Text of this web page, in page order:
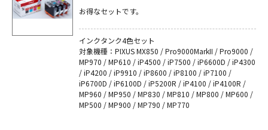
お得なセットです。
インクタンク4色セット
対象機種：PIXUS MX850 / Pro9000MarkII / Pro9000 /
MP970 / MP610 / iP4500 / iP7500 / iP6600D / iP4300
/ iP4200 / iP9910 / iP8600 / iP8100 / iP7100 /
iP6700D / iP6100D / iP5200R / iP4100 / iP4100R /
MP960 / MP950 / MP830 / MP810 / MP800 / MP600 /
MP500 / MP900 / MP790 / MP770